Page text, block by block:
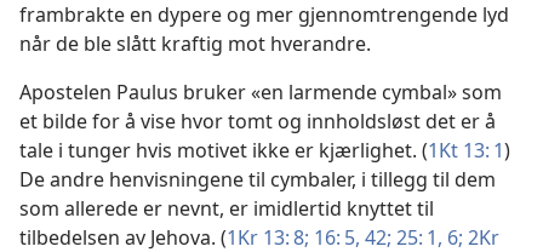
frambrakte en dypere og mer gjennomtrengende lyd
når de ble slått kraftig mot hverandre.
Apostelen Paulus bruker «en larmende cymbal» som
et bilde for å vise hvor tomt og innholdsløst det er å
tale i tunger hvis motivet ikke er kjærlighet. (1Kt 13: 1)
De andre henvisningene til cymbaler, i tillegg til dem
som allerede er nevnt, er imidlertid knyttet til
tilbedelsen av Jehova. (1Kr 13: 8; 16: 5, 42; 25: 1, 6; 2Kr